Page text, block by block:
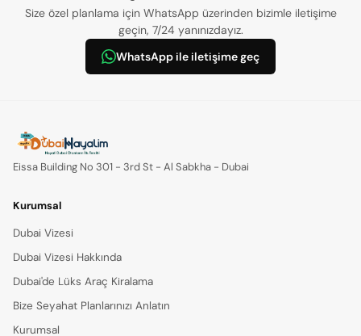
Size özel planlama için WhatsApp üzerinden bizimle iletişime
geçin, 7/24 yanınızdayız.
WhatsApp ile iletişime geç
Eissa Building No 301 - 3rd St - Al Sabkha - Dubai
Kurumsal
Dubai Vizesi
Dubai Vizesi Hakkında
Dubai'de Lüks Araç Kiralama
Bize Seyahat Planlarınızı Anlatın
Kurumsal